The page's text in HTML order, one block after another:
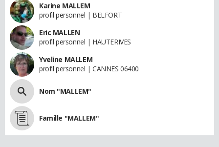
Karine MALLEM
profil personnel | BELFORT
Eric MALLEN
profil personnel | HAUTERIVES
Yveline MALLEM
profil personnel | CANNES 06400
Nom "MALLEM"
Famille "MALLEM"